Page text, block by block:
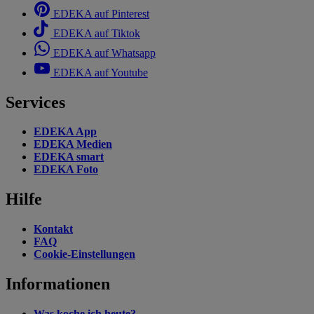
EDEKA auf Pinterest
EDEKA auf Tiktok
EDEKA auf Whatsapp
EDEKA auf Youtube
Services
EDEKA App
EDEKA Medien
EDEKA smart
EDEKA Foto
Hilfe
Kontakt
FAQ
Cookie-Einstellungen
Informationen